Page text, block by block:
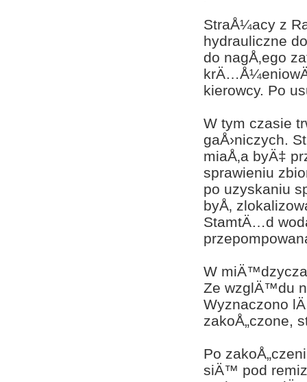
StraÅ¼acy z
hydrauliczne
do nagÅ‚ego
kierowcy. Po
W tym czasie
gaÅ›niczych.
miaÅ‚a byÄ‡
sprawieniu
po uzyskaniu
byÅ‚
StamtÄ…d
W
Ze wzglÄ™du
Wyznaczono
zakoÅ„czone,
Po
siÄ™ pod